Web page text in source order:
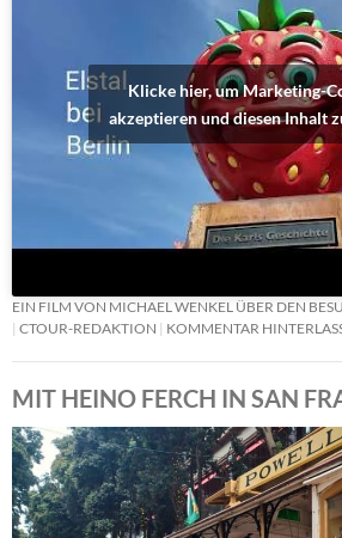
Klicke hier, um Marketing-
akzeptieren und diesen Inhalt
EIN FILM VON MICHAEL WENKEL ÜBER DEN
CTOUR-REDAKTION
KOMMENTAR
MIT HEINO FERCH IN SAN